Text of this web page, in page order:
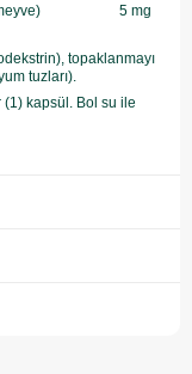
5 mg
topaklanmayı
tuzları).
(1) kapsül. Bol su ile